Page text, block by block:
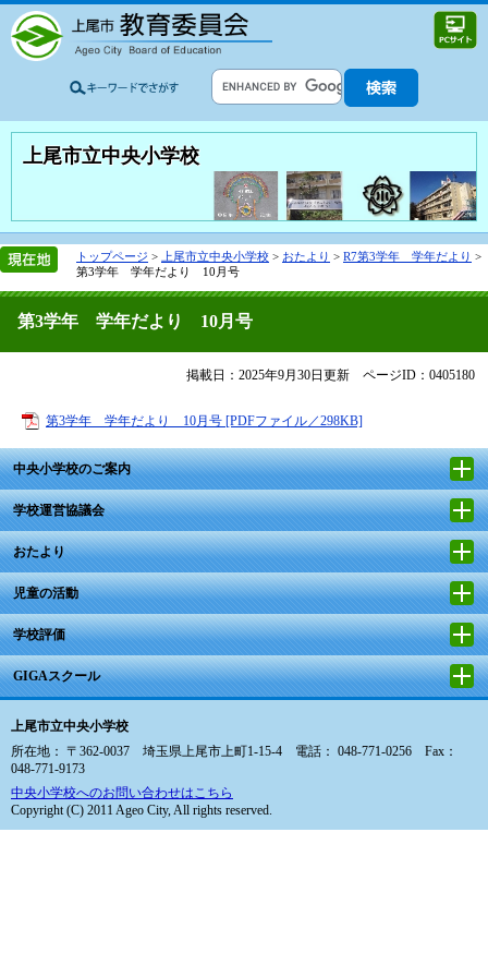
上尾市立中央小学校
トップページ > 上尾市立中央小学校 > おたより > R7第3学年 学年だより >
第3学年 学年だより 10月号
第3学年 学年だより 10月号
掲載日：2025年9月30日更新 ページID：0405180
第3学年 学年だより 10月号 [PDFファイル／298KB]
中央小学校のご案内
学校運営協議会
おたより
児童の活動
学校評価
GIGAスクール
上尾市立中央小学校
所在地： 〒362-0037 埼玉県上尾市上町1-15-4 電話： 048-771-0256 Fax：
048-771-9173
中央小学校へのお問い合わせはこちら
Copyright (C) 2011 Ageo City, All rights reserved.